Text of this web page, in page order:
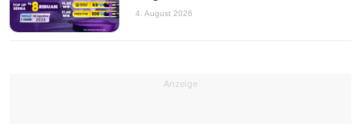
4. August 2026
Anzeige